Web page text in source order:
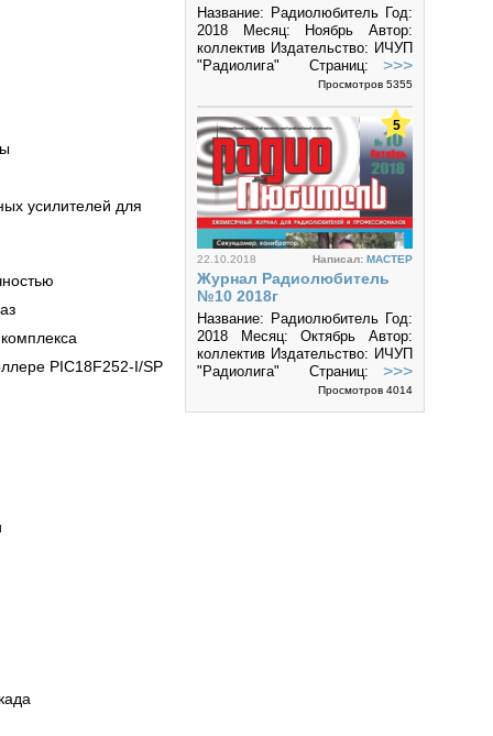
усилителей для
PIC18F252-I/SP
Название: Радиолюбитель Год:
2018 Месяц: Ноябрь Автор:
коллектив Издательство: ИЧУП
"Радиолига" Страниц: 50
Формат: PDF Размер: 8.3 Mб
журнал...
>>>
Просмотров 5355
22.10.2018 Написал: MACTEP
Журнал Радиолюбитель
№10 2018г
Название: Радиолюбитель Год:
2018 Месяц: Октябрь Автор:
коллектив Издательство: ИЧУП
"Радиолига" Страниц: 50
Формат: PDF Размер: 8.7 Mб
>>>
Просмотров 4014
5